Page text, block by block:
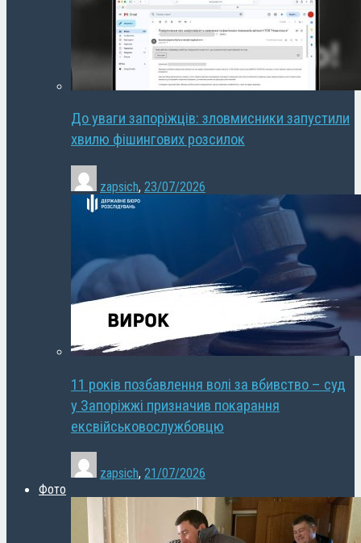
До уваги запоріжців: зловмисники запустили
хвилю фішингових розсилок
zapsich, 23/07/2026
11 років позбавлення волі за вбивство – суд
у Запоріжжі призначив покарання
ексвійськовослужбовцю
zapsich, 21/07/2026
Фото